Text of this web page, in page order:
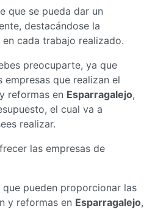
que se pueda dar un
destacándose la
cada trabajo realizado.
preocuparte, ya que
que realizan el
reformas en Esparragalejo,
el cual va a
realizar.
las empresas de
pueden proporcionar las
y reformas en Esparragalejo,